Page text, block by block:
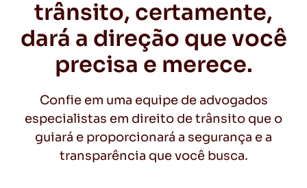
trânsito, certamente,
dará a direção que você
precisa e merece.
Confie em uma equipe de advogados
especialistas em direito de trânsito que o
guiará e proporcionará a segurança e a
transparência que você busca.